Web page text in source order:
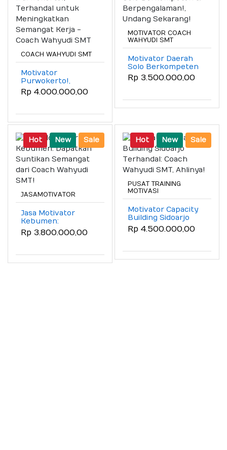
COACH WAHYUDI SMT
Motivator
Purwokerto!,
Terhandal untuk
Meningkatkan
Coach Wahyudi
SMT
Rp 4.000.000,00
MOTIVATOR COACH
WAHYUDI SMT
Motivator Daerah
Solo Berkompeten
& Berpengalaman!,
Undang Sekarang!
Rp 3.500.000,00
Hot New Sale
JASAMOTIVATOR
Jasa Motivator
Kebumen:
Dapatkan Suntikan
Semangat dari
SMT!
Rp 3.800.000,00
Hot New Sale
PUSAT TRAINING
MOTIVASI
Motivator Capacity
Building Sidoarjo
Terhandal: Coach
Wahyudi SMT,
Rp 4.500.000,00